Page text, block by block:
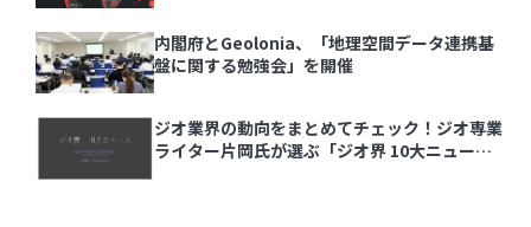
内閣府とGeolonia、「地理空間データ連携基
盤に関する勉強会」を開催
ジオ業界の動向をまとめてチェック！ジオ専業
ライター片岡氏が選ぶ「ジオ界 10大ニュース